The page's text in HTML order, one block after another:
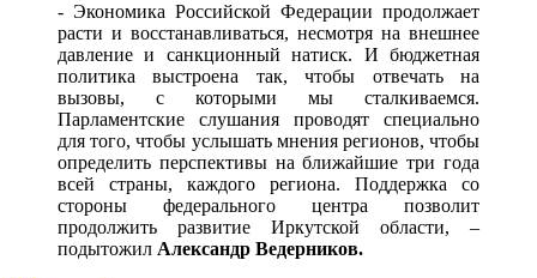
- Экономика Российской Федерации продолжает
расти и восстанавливаться, несмотря на внешнее
давление и санкционный натиск. И бюджетная
политика выстроена так, чтобы отвечать на
вызовы, с которыми мы сталкиваемся.
Парламентские слушания проводят специально
для того, чтобы услышать мнения регионов, чтобы
определить перспективы на ближайшие три года
всей страны, каждого региона. Поддержка со
стороны федерального центра позволит
продолжить развитие Иркутской области, –
подытожил Александр Ведерников.